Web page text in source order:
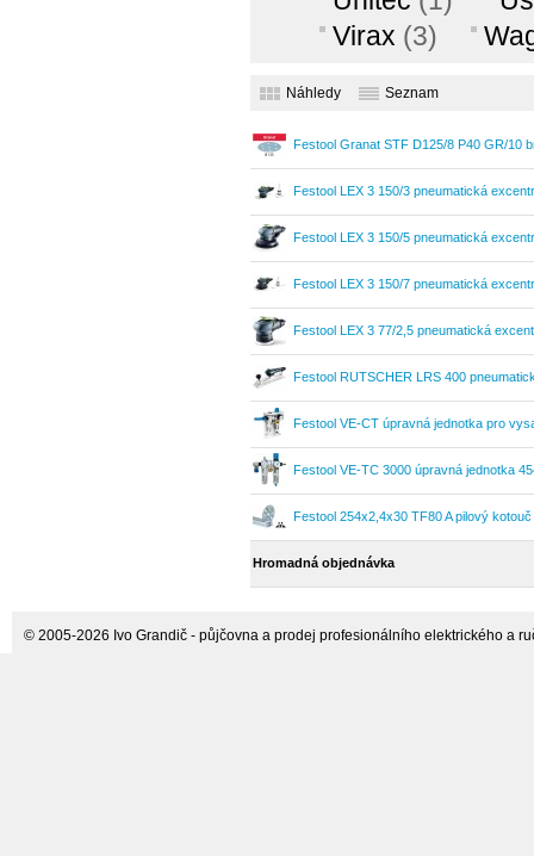
Virax (3)
Náhledy Seznam
Festool Granat STF D125/8 P40 GR/10
Festool LEX 3 150/3 pneumatická
Festool LEX 3 150/5 pneumatická
Festool LEX 3 150/7 pneumatická
Festool LEX 3 77/2,5 pneumatická
Festool RUTSCHER LRS 400
Festool VE-CT úpravná jednotka pro
Festool VE-TC 3000 úpravná jednotka
Festool 254x2,4x30 TF80 A pilový
Hromadná objednávka
© 2005-2026 Ivo Grandič - půjčovna a prodej profesionálního elektrického a